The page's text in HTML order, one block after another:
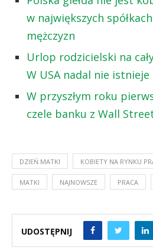
w największych
mężczyzn
Urlop rodzicielski na
W USA nadal nie istnieje
W przyszłym roku
czele banku z Wall
DZIEŃ MATKI KOBIETY NA RYNKU
MATKI NAJNOWSZE PRACA
UDOSTĘPNIJ